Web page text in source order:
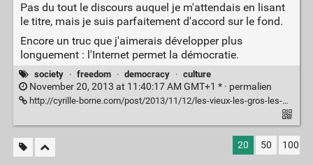
Pas du tout le discours auquel je m'attendais en lisant
le titre, mais je suis parfaitement d'accord sur le fond.
Encore un truc que j'aimerais développer plus
longuement : l'Internet permet la démocratie.
society · freedom · democracy · culture
November 20, 2013 at 11:40:17 AM GMT+1 * · permalien
http://cyrille-borne.com/post/2013/11/12/les-vieux-les-gros-les-moches-et-les-gens-communs-au-pouvoir
20 50 100